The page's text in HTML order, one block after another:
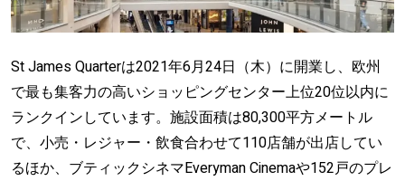
St James Quarterは2021年6月24日（木）に開業し、欧州
で最も集客力の高いショッピングセンター上位20位以内に
ランクインしています。施設面積は80,300平方メートル
で、小売・レジャー・飲食合わせて110店舗が出店してい
るほか、ブティックシネマEveryman Cinemaや152戸のプレ